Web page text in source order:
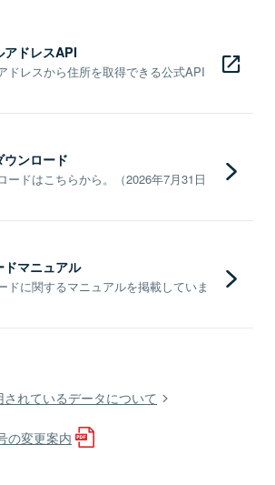
アドレスAPI
ドレスから住所を取得できる公式API
ンロード
ードはこちらから。（2026年7月31日
マニュアル
ドに関するマニュアルを掲載していま
れているデータについて
の変更案内